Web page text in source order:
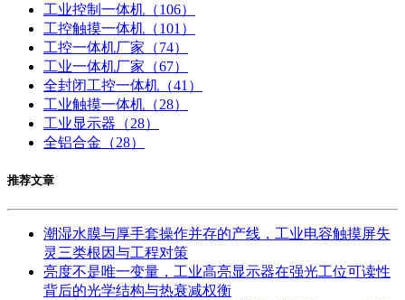
工业控制一体机 （106）
工控触摸一体机 （101）
工控一体机厂家 （74）
工业一体机厂家 （67）
全封闭工控一体机 （41）
工业触摸一体机 （28）
工业显示器 （28）
全铝合金 （28）
推荐文章
潮湿水膜与厚手套操作并存的产线，工业电容触摸屏失
灵三类根因与工程对策
亮度不是唯一变量，工业高亮显示器在强光工位可读性
背后的光学结构与热衰减权衡